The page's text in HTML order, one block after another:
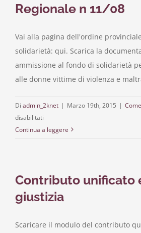
Dicembre
Regionale n 11/08
Vai alla pagina dell'ordine
solidarietà: qui. Scarica la
ammissione al fondo di solidarietà
alle donne vittime di violenza e
Di admin_2knet | Marzo 19th, 2015 |
disabilitati
Istanza
fondo
di
solidarietà
il
Continua a leggere
Contributo unificato
giustizia
Scaricare il modulo del contributo